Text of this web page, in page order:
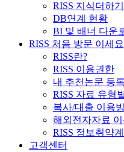
RISS 지식더하기
DB연계 현황
BI 및 배너 다운
RISS 처음 방문 이세
RISS란?
RISS 이용권한
내 추천논문 등
RISS 자료 유형
복사/대출 이용
해외전자자료
RISS 정보취약
고객센터